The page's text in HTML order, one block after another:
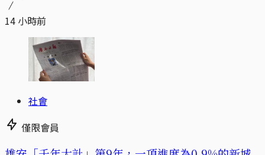
14 小時前
社會
僅限會員